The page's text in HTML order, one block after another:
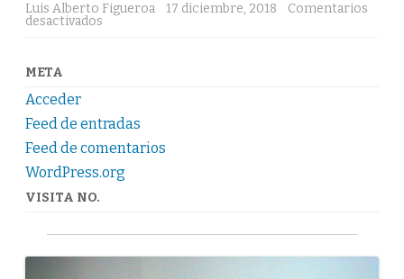
Luis Alberto Figueroa 17 diciembre, 2018
Comentarios
desactivados
a
e
D
s
a
META
Acceder
Feed de entradas
Feed de comentarios
WordPress.org
VISITA NO.